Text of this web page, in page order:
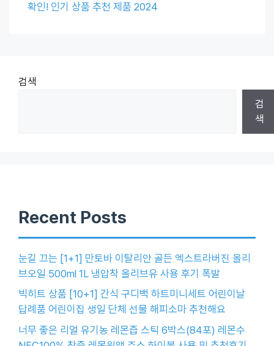
확인! 인기 상품 추천 제품 2024
검색
검
색
Recent Posts
눈길 끄는 [1+1] 만토바 이탈리안 골든 엑스트라버진 올리
브오일 500ml 1L 냉압착 올리브유 사용 후기 폭발
빅히트 상품 [10+1] 간식 구디백 하트미니세트 어린이날
답례품 어린이집 생일 단체 선물 해피소마 추천해요
너무 좋은 리얼 유기농 레몬즙 스틱 6박스(84포) 레몬수